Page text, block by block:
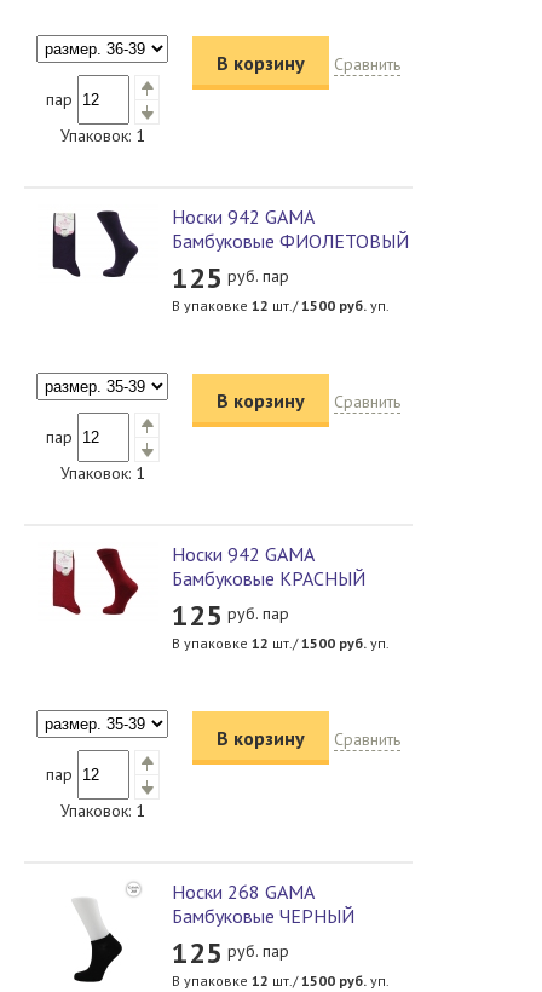
пар
Упаковок: 1
В корзину Сравнить
Носки 942 GAMA
Бамбуковые ФИОЛЕТОВЫЙ
125 руб. пар
В упаковке 12 шт./1500 руб. уп.
пар
Упаковок: 1
В корзину Сравнить
Носки 942 GAMA
Бамбуковые КРАСНЫЙ
125 руб. пар
В упаковке 12 шт./1500 руб. уп.
пар
Упаковок: 1
В корзину Сравнить
Носки 268 GAMA
Бамбуковые ЧЕРНЫЙ
125 руб. пар
В упаковке 12 шт./1500 руб. уп.